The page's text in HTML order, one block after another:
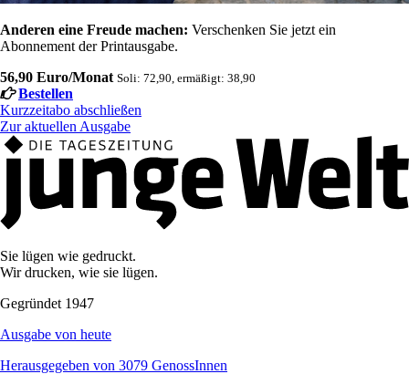
Anderen eine Freude machen: Verschenken Sie jetzt ein
Abonnement der Printausgabe.
56,90 Euro/Monat Soli: 72,90, ermäßigt: 38,90
Bestellen
Kurzzeitabo abschließen
Zur aktuellen Ausgabe
Sie lügen wie gedruckt.
Wir drucken, wie sie lügen.
Gegründet 1947
Ausgabe von heute
Herausgegeben von 3079 GenossInnen